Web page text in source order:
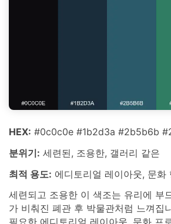
HEX: #0c0c0e #1b2d3a #2b5b6b
분위기: 세련된, 조용한, 갤러리 같은
최적 용도: 에디토리얼 레이아웃, 문화
세련되고 조용한 이 색조는 유리에 부
가 비춰진 폐관 후 박물관처럼 느껴집